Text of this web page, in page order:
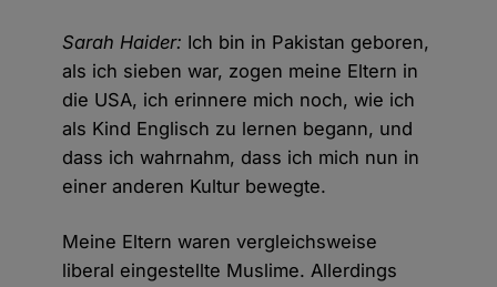
Sarah Haider: Ich bin in Pakistan geboren,
als ich sieben war, zogen meine Eltern in
die USA, ich erinnere mich noch, wie ich
als Kind Englisch zu lernen begann, und
dass ich wahrnahm, dass ich mich nun in
einer anderen Kultur bewegte.
Meine Eltern waren vergleichsweise
liberal eingestellte Muslime. Allerdings